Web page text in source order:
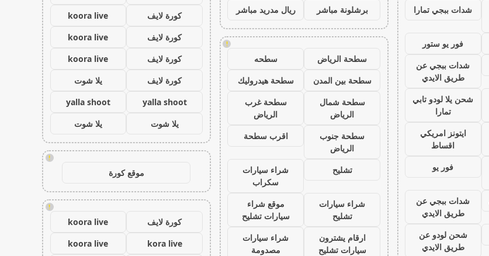
شدات ببجي تمارا
فور يو ستور
شدات ببجي عن
طريق الايدي
شحن يلا لودو تابي
تمارا
ايتونز امريكي
اقساط
فور يو
شدات ببجي عن
طريق الايدي
شحن لودو عن
طريق الايدي
برشلونة مباشر
ريال مدريد مباشر
!
سطحة الرياض
سطحه
سطحة بين المدن
سطحة هيدروليك
سطحة شمال
الرياض
سطحة غرب
الرياض
سطحة جنوب
الرياض
اقرب سطحة
تشليح
شراء سيارات
سكراب
شراء سيارات
تشليح
موقع شراء
سيارات تشليح
ارقام يشترون
سيارات تشليح
شراء سيارات
مصدومة
كورة لايف
koora live
كورة لايف
koora live
كورة لايف
koora live
كورة لايف
يلا شوت
yalla shoot
yalla shoot
يلا شوت
يلا شوت
!
موقع كورة
!
كورة لايف
koora live
kora live
koora live